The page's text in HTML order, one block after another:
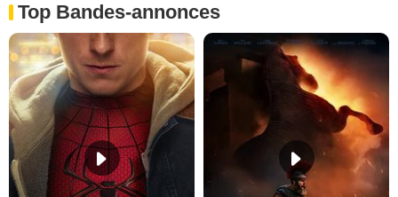
Top Bandes-annonces